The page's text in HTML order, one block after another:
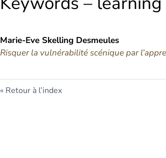
Marie-Eve Skelling Desmeules
Risquer la vulnérabilité scénique par
Retour à l’index